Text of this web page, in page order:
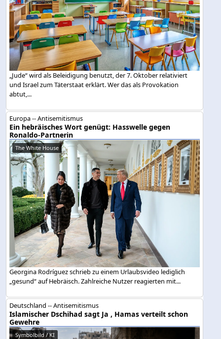
„Jude“ wird als Beleidigung benutzt, der 7. Oktober relativiert
und Israel zum Täterstaat erklärt. Wer das als Provokation
abtut,...
Europa -- Antisemitismus
Ein hebräisches Wort genügt: Hasswelle gegen
Ronaldo-Partnerin
The White House
Georgina Rodríguez schrieb zu einem Urlaubsvideo lediglich
„gesund“ auf Hebräisch. Zahlreiche Nutzer reagierten mit...
Deutschland -- Antisemitismus
Islamischer Dschihad sagt Ja , Hamas verteilt schon
Gewehre
Symbolbild / KI